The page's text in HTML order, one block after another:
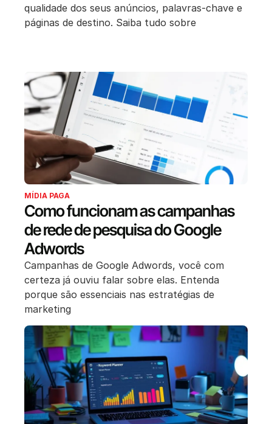
qualidade dos seus anúncios, palavras-chave e
páginas de destino. Saiba tudo sobre
MÍDIA PAGA
Como funcionam as campanhas
de rede de pesquisa do Google
Adwords
Campanhas de Google Adwords, você com
certeza já ouviu falar sobre elas. Entenda
porque são essenciais nas estratégias de
marketing